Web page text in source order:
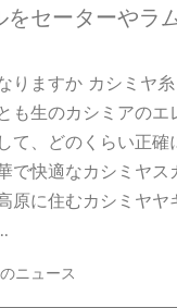
セーターやラ
りますか カシミヤ
も生のカシミアのエ
て、どのくらい正
で快適なカシミヤス
原に住むカシミヤヤ
ニュース